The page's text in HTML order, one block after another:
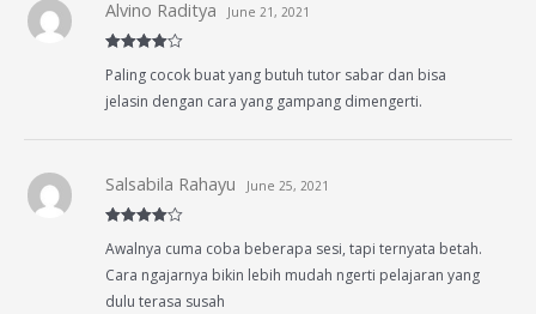
out of 5
Alvino Raditya June 21, 2021
Paling cocok buat yang butuh tutor sabar dan bisa
jelasin dengan cara yang gampang dimengerti.
out of 5
Salsabila Rahayu June 25, 2021
Awalnya cuma coba beberapa sesi, tapi ternyata betah.
Cara ngajarnya bikin lebih mudah ngerti pelajaran yang
dulu terasa susah